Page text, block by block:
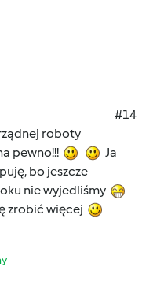
#14
roboty
pewno!!!
Ja
bo jeszcze
nie wyjedliśmy
zrobić więcej